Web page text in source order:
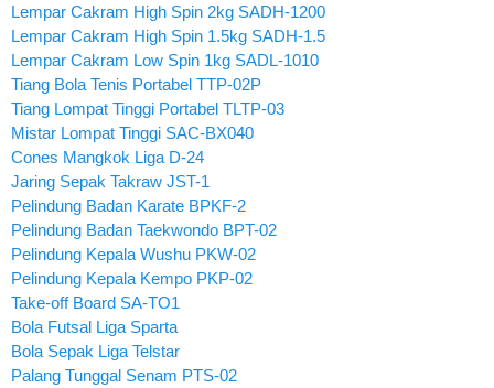
Lempar Cakram High Spin 2kg SADH-1200
Lempar Cakram High Spin 1.5kg SADH-1.5
Lempar Cakram Low Spin 1kg SADL-1010
Tiang Bola Tenis Portabel TTP-02P
Tiang Lompat Tinggi Portabel TLTP-03
Mistar Lompat Tinggi SAC-BX040
Cones Mangkok Liga D-24
Jaring Sepak Takraw JST-1
Pelindung Badan Karate BPKF-2
Pelindung Badan Taekwondo BPT-02
Pelindung Kepala Wushu PKW-02
Pelindung Kepala Kempo PKP-02
Take-off Board SA-TO1
Bola Futsal Liga Sparta
Bola Sepak Liga Telstar
Palang Tunggal Senam PTS-02